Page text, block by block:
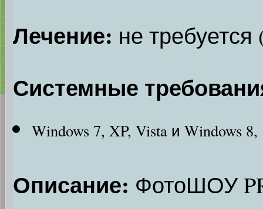
Лечение: не
Системные
Windows 7, XP, Vista и Windows 8,
Описание: ФотоШОУ